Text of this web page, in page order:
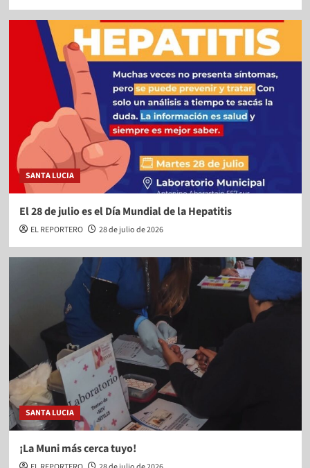
SANTA LUCIA
El 28 de julio es el Día Mundial de la Hepatitis
EL REPORTERO 28 de julio de 2026
SANTA LUCIA
¡La Muni más cerca tuyo!